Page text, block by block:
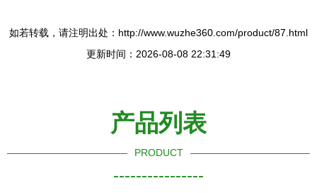
如若转载，请注明出处：http://www.wuzhe360.com/product/87.html
更新时间：2026-08-08 22:31:49
产品列表
PRODUCT
----------------